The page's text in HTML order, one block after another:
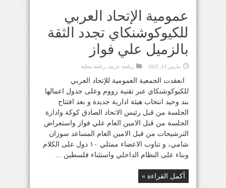
عمومية الإتحاد العربي
للكيوكوشنكاي تجدد الثقة
بالزميل علي فواز
مارس 13, 2022 رياضة عربية رياضة محلية
انعقدت الجمعية العمومية للإتحاد العربي
للكيوكوشنكاي عبر تقنية زووم وعلى جدول اعمالها
بند وحيد انتخاب هيئة ادارية جديدة و بعد افتتاح
الجلسة من قبل رئيس الاتحاد الصادق كوكة وادارة
الجلسة من قبل الامين العام علي فواز واستعراض
الترشيحات من قبل الامين العام المساعد سوزان
شامي، و تناوب الاعضاء ممثلي ١٠ دول على الكلام
وبناء على النظام الداخلي واستثناء فلسطين ...
أكمل القراءة »